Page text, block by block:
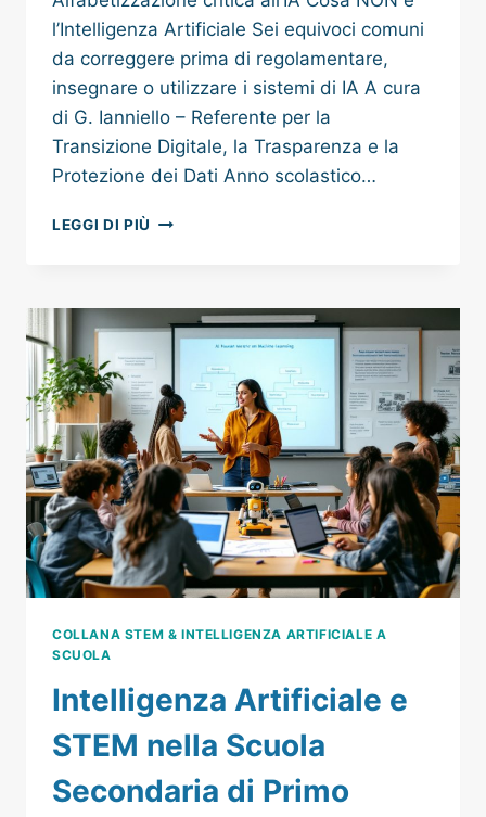
l’Intelligenza Artificiale Sei equivoci comuni
da correggere prima di regolamentare,
insegnare o utilizzare i sistemi di IA A cura
di G. Ianniello – Referente per la
Transizione Digitale, la Trasparenza e la
Protezione dei Dati Anno scolastico…
LEGGI DI PIÙ COSA
GUIDA
CRITICA
PER
DOCENTI
E
STUDENTI
INTELLIGENZA
ARTIFICIALE
COLLANA STEM & INTELLIGENZA ARTIFICIALE A
SCUOLA
Intelligenza Artificiale e
STEM nella Scuola
Secondaria di Primo